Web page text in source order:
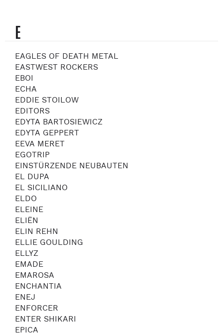
E
EAGLES OF DEATH METAL
EASTWEST ROCKERS
EBOI
ECHA
EDDIE STOILOW
EDITORS
EDYTA BARTOSIEWICZ
EDYTA GEPPERT
EEVA MERET
EGOTRIP
EINSTÜRZENDE NEUBAUTEN
EL DUPA
EL SICILIANO
ELDO
ELEINE
ELIËN
ELIN REHN
ELLIE GOULDING
ELLYZ
EMADE
EMAROSA
ENCHANTIA
ENEJ
ENFORCER
ENTER SHIKARI
EPICA